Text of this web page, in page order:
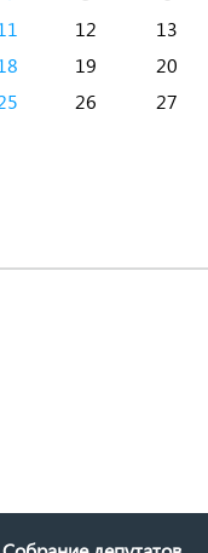
12
13
19
20
26
27